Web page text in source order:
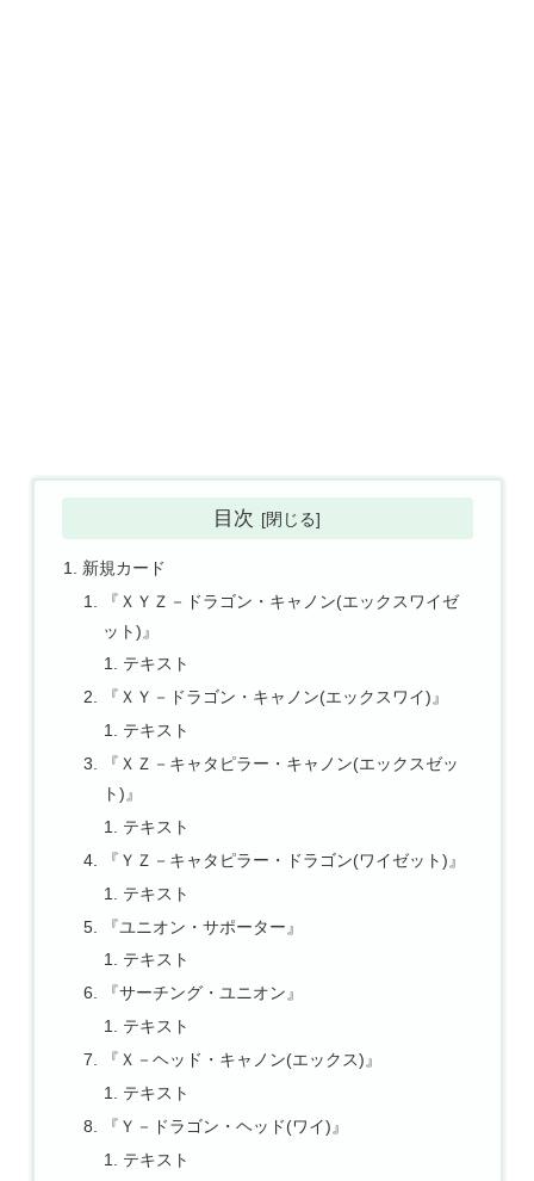
目次
新規カード
『ＸＹＺ－ドラゴン・キャノン(エックスワイゼ
ット)』
テキスト
『ＸＹ－ドラゴン・キャノン(エックスワイ)』
テキスト
『ＸＺ－キャタピラー・キャノン(エックスゼッ
ト)』
テキスト
『ＹＺ－キャタピラー・ドラゴン(ワイゼット)』
テキスト
『ユニオン・サポーター』
テキスト
『サーチング・ユニオン』
テキスト
『Ｘ－ヘッド・キャノン(エックス)』
テキスト
『Ｙ－ドラゴン・ヘッド(ワイ)』
テキスト